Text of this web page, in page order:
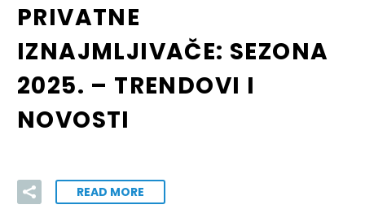
PRIVATNE
IZNAJMLJIVAČE: SEZONA
2025. – TRENDOVI I
NOVOSTI
READ MORE